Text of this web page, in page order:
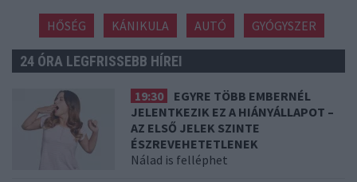
HŐSÉG KÁNIKULA AUTÓ GYÓGYSZER
24 ÓRA LEGFRISSEBB HÍREI
19:30
EGYRE TÖBB EMBERNÉL
JELENTKEZIK EZ A HIÁNYÁLLAPOT –
AZ ELSŐ JELEK SZINTE
ÉSZREVEHETETLENEK
Nálad is felléphet